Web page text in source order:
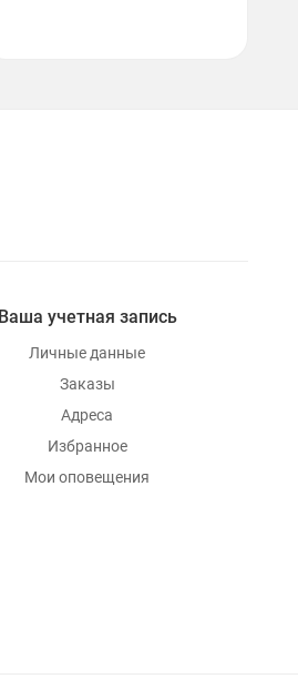
Ваша учетная запись
Личные данные
Заказы
Адреса
Избранное
Мои оповещения